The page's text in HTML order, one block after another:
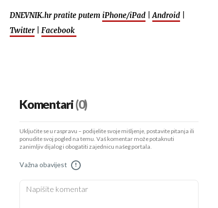
DNEVNIK.hr pratite putem iPhone/iPad Android
Twitter| Facebook
Komentari(0)
Uključite se u raspravu – podijelite svoje mišljenje, postavite pitanja ili
ponudite svoj pogled na temu. Vaš komentar može potaknuti
zanimljiv dijalog i obogatiti zajednicu našeg portala.
Važna obavijest !